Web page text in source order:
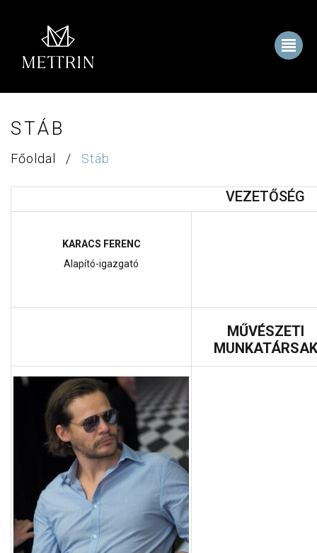
STÁB
Főoldal / Stáb
VEZETŐSÉG
KARACS FERENC
Alapító-igazgató
MŰVÉSZETI
MUNKATÁRSAK